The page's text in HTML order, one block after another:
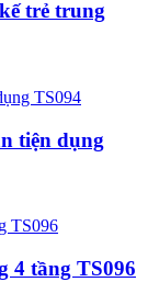
trẻ trung
tiện dụng
4 tầng TS096